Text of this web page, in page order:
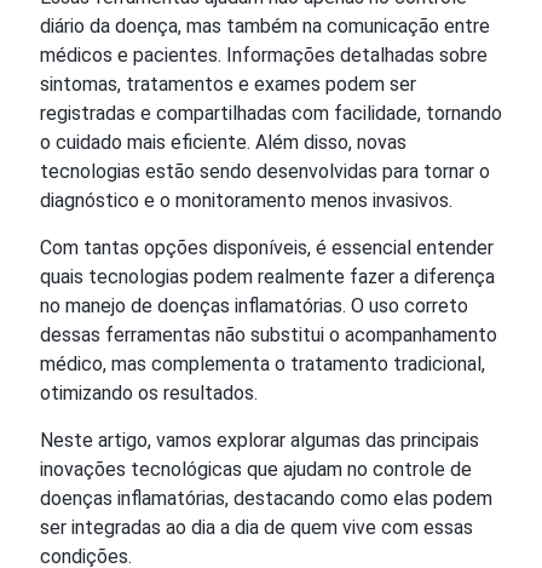
diário da doença, mas também na comunicação entre
médicos e pacientes. Informações detalhadas sobre
sintomas, tratamentos e exames podem ser
registradas e compartilhadas com facilidade, tornando
o cuidado mais eficiente. Além disso, novas
tecnologias estão sendo desenvolvidas para tornar o
diagnóstico e o monitoramento menos invasivos.
Com tantas opções disponíveis, é essencial entender
quais tecnologias podem realmente fazer a diferença
no manejo de doenças inflamatórias. O uso correto
dessas ferramentas não substitui o acompanhamento
médico, mas complementa o tratamento tradicional,
otimizando os resultados.
Neste artigo, vamos explorar algumas das principais
inovações tecnológicas que ajudam no controle de
doenças inflamatórias, destacando como elas podem
ser integradas ao dia a dia de quem vive com essas
condições.